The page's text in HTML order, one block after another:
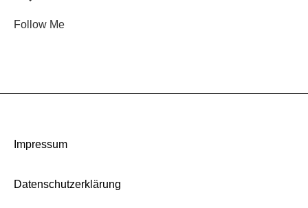
Follow Me
Impressum
Datenschutzerklärung